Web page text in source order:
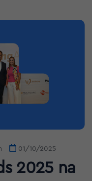
01/10/2025
2025 na